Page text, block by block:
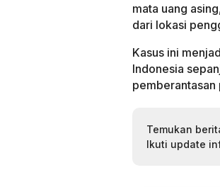
mata uang
dari lokasi
Kasus ini
Indonesia
Temukan
Ikuti update